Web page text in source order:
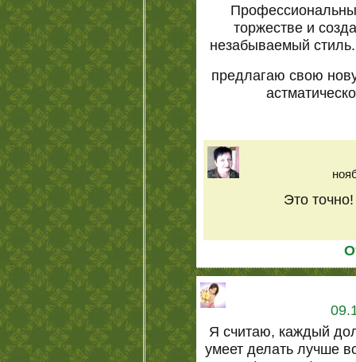
торжестве и
незабываемый
предлагаю свою
Это
Я считаю, каждый
умеет делать лучше